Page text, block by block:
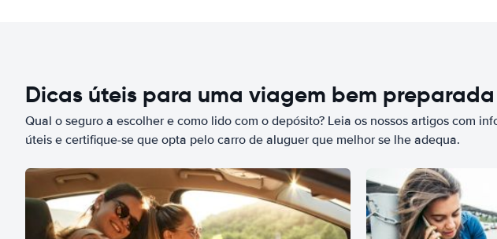
Dicas úteis para uma viagem bem preparada
Qual o seguro a escolher e como lido com o depósito? Leia os nossos artigos com
úteis e certifique-se que opta pelo carro de aluguer que melhor se lhe adequa.